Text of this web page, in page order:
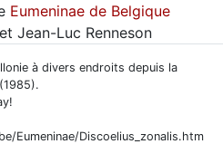
Eumeninae de Belgique
Jean-Luc Renneson
à divers endroits depuis la
Eumeninae/Discoelius_zonalis.htm